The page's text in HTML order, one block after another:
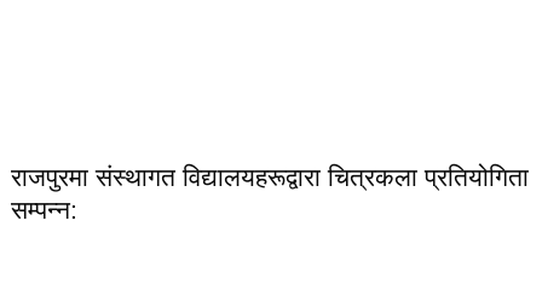
राजपुरमा संस्थागत विद्यालयहरूद्वारा चित्रकला प्रतियोगिता
सम्पन्न: